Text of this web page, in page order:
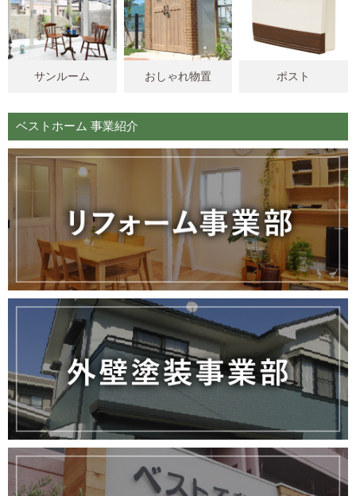
サンルーム おしゃれ物置 ポスト
ベストホーム 事業紹介